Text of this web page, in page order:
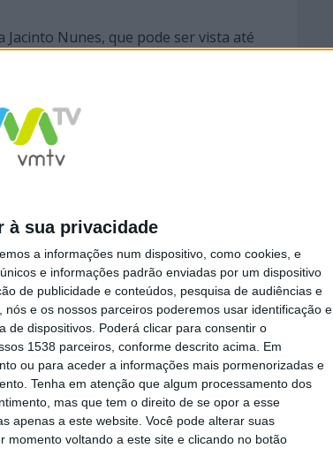
à sua privacidade
a informações num dispositivo, como cookies, e
e informações padrão enviadas por um dispositivo
de publicidade e conteúdos, pesquisa de audiências e
nós e os nossos parceiros poderemos usar identificação e
de dispositivos. Poderá clicar para consentir o
1538 parceiros, conforme descrito acima. Em
ou para aceder a informações mais pormenorizadas e
Tenha em atenção que algum processamento dos
mas que tem o direito de se opor a esse
apenas a este website. Você pode alterar suas
voltando a este site e clicando no botão
Jacinto Nunes, que pode ser vista até
Folia em Barro” com criações dos
Festa das Cruzes em cartaz” e
Café-Concerto do Theatro Gil